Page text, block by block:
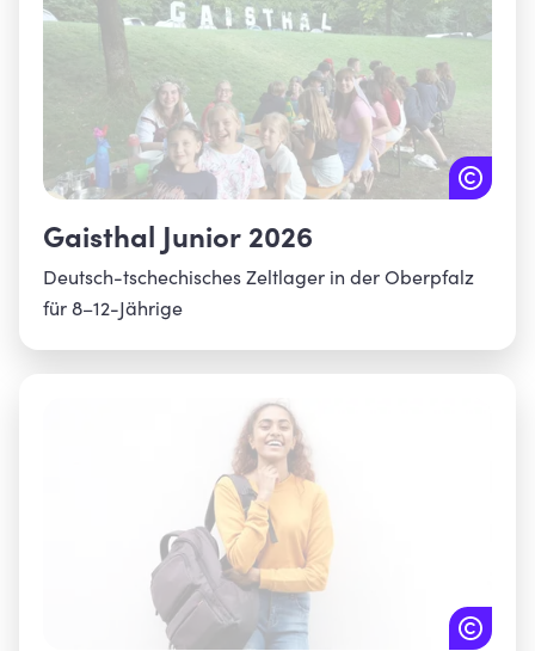
Gaisthal Junior 2026
Deutsch-tschechisches Zeltlager in der Oberpfalz
für 8–12-Jährige